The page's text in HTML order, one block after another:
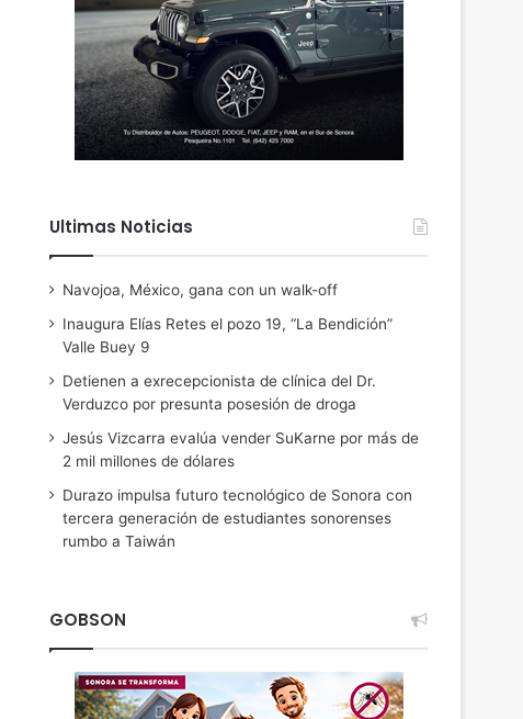
Ultimas Noticias
Navojoa, México, gana con un walk-off
Inaugura Elías Retes el pozo 19, “La Bendición”
Valle Buey 9
Detienen a exrecepcionista de clínica del Dr.
Verduzco por presunta posesión de droga
Jesús Vizcarra evalúa vender SuKarne por más de
2 mil millones de dólares
Durazo impulsa futuro tecnológico de Sonora con
tercera generación de estudiantes sonorenses
rumbo a Taiwán
GOBSON